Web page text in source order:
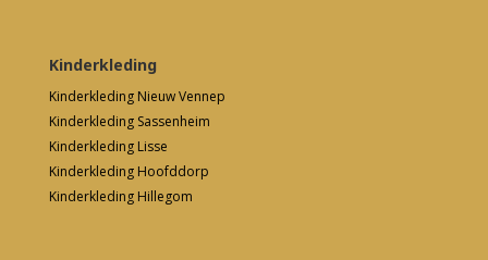
Kinderkleding
Kinderkleding Nieuw Vennep
Kinderkleding Sassenheim
Kinderkleding Lisse
Kinderkleding Hoofddorp
Kinderkleding Hillegom